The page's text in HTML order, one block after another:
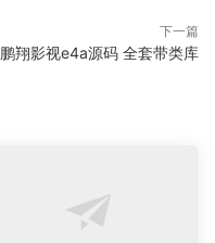
下一篇
鹏翔影视e4a源码 全套带类库